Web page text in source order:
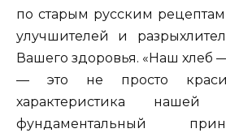
по старым русским
улучшителей и
Вашего здоровья. «Наш хлеб
— это не просто
характеристика
фундаментальный